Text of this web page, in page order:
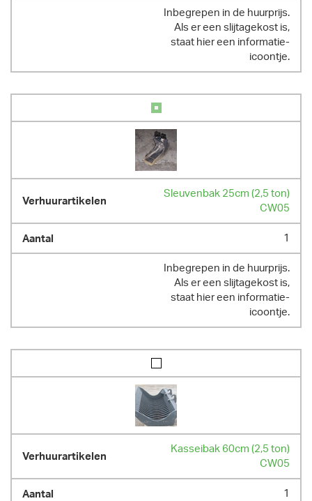
Inbegrepen in de huurprijs.
Als er een slijtagekost is,
staat hier een informatie-
icoontje.
Sleuvenbak 25cm (2,5 ton)
CW05
1
Inbegrepen in de huurprijs.
Als er een slijtagekost is,
staat hier een informatie-
icoontje.
Kasseibak 60cm (2,5 ton)
CW05
1